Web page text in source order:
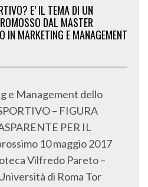
E’ IL TEMA DI UN
DAL MASTER
IN MARKETING E MANAGEMENT
e Management dello
– FIGURA
PER IL
10 maggio 2017
Vilfredo Pareto –
di Roma Tor